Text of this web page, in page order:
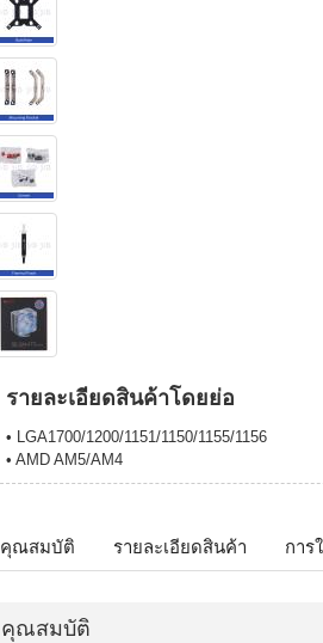
รายละเอียดสินค้าโดยย่อ
• LGA1700/1200/1151/1150/1155/1156
• AMD AM5/AM4
คุณสมบัติ รายละเอียดสินค้า การ
คุณสมบัติ